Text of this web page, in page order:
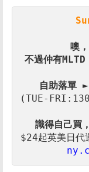
噢
不過仲有
自助落單 ►
(TUE-
$24起英美日